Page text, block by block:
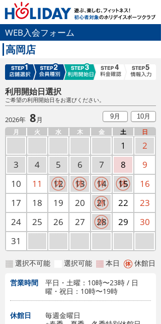
WEB入会フォーム
高岡店
利用開始日選択
ご希望の利用開始日をお選びください。
2026年 8月 9月 10月
月 火 水 木 金 土 日
1
2
3
4 5 6 7 8
9
10
11 12 13 14 15
16
17
18 19 20 21 22
23
24
25 26 27 28 29
30
31
選択不可能 選択可能 本日 休館日
営業時間
平日・土曜：10時〜23時 / 日
曜・祝日：10時〜19時
休館日
毎週金曜日